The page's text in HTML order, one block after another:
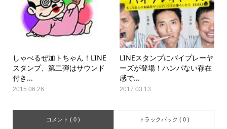
しゃべるぜ加トちゃん！LINE
スタンプ、第二弾はサウンド
付き...
2015.06.26
LINEスタンプにバイプレーヤ
ーズが登場！ハンパない存在
感で...
2017.03.13
コメント ( 0 ) トラックバック ( 0 )